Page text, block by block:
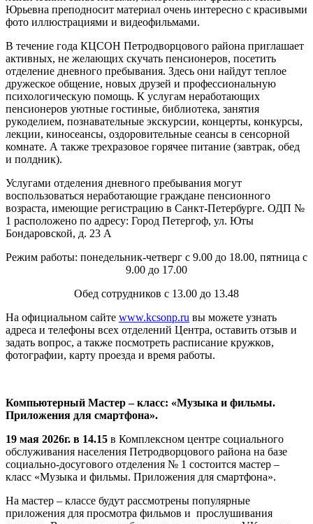
Юрьевна преподносит материал очень интересно с красивыми
фото иллюстрациями и видеофильмами.
В течение года КЦСОН Петродворцового района приглашает
активных, не желающих скучать пенсионеров, посетить
отделение дневного пребывания. Здесь они найдут теплое
дружеское общение, новых друзей и профессиональную
психологическую помощь. К услугам неработающих
пенсионеров уютные гостиные, библиотека, занятия
рукоделием, познавательные экскурсии, концерты, конкурсы,
лекции, киносеансы, оздоровительные сеансы в сенсорной
комнате. А также трехразовое горячее питание (завтрак, обед
и полдник).
Услугами отделения дневного пребывания могут
воспользоваться неработающие граждане пенсионного
возраста, имеющие регистрацию в Санкт-Петербурге. ОДП №
1 расположено по адресу: Город Петергоф, ул. Юты
Бондаровской, д. 23 А
Режим работы: понедельник-четверг с 9.00 до 18.00, пятница с
9.00 до 17.00
Обед сотрудников с 13.00 до 13.48
На официальном сайте www.kcsonp.ru вы можете узнать
адреса и телефоны всех отделений Центра, оставить отзыв и
задать вопрос, а также посмотреть расписание кружков,
фотографии, карту проезда и время работы.
Компьютерный Мастер – класс: «Музыка и фильмы.
Приложения для смартфона».
19 мая 2026г. в 14.15 в Комплексном центре социального
обслуживания населения Петродворцового района на базе
социально-досугового отделения № 1 состоится мастер –
класс «Музыка и фильмы. Приложения для смартфона».
На мастер – классе будут рассмотрены популярные
приложения для просмотра фильмов и прослушивания